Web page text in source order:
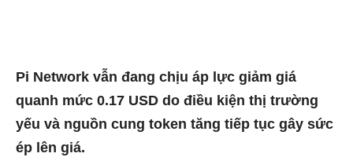
Pi Network vẫn đang chịu áp lực giảm giá
quanh mức 0.17 USD do điều kiện thị trường
yếu và nguồn cung token tăng tiếp tục gây sức
ép lên giá.